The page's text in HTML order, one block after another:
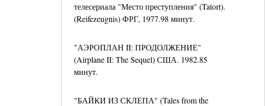
телесериала "Место преступления" (Tatort).
(Reifezeugnis) ФРГ, 1977.98 минут.
"АЭРОПЛАН II: ПРОДОЛЖЕНИЕ"
(Airplane II: The Sequel) США. 1982.85
минут.
"БАЙКИ ИЗ СКЛЕПА" (Tales from the